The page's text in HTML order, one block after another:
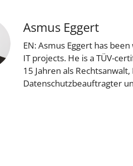
Asmus Eggert
EN: Asmus Eggert has
IT projects. He is a TÜV-
15 Jahren als
Datenschutzbeauftragter